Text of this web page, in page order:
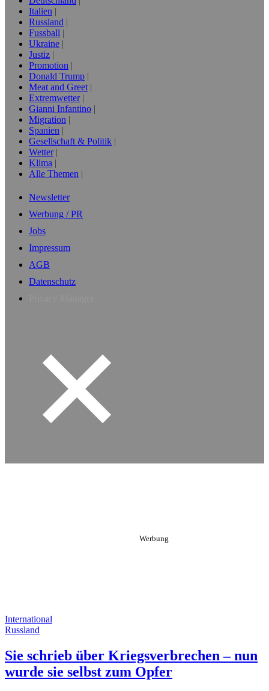
Italien
Russland
Fussball
Ukraine
Justiz
Promotion
Donald Trump
Meat and Greet
Extremwetter
Gianni Infantino
Migration
Spanien
Gesellschaft & Politik
Wetter
Klima
Alle Themen
Newsletter
Werbung / PR
Jobs
Impressum
AGB
Datenschutz
International
Russland
Sie schrieb über Kriegsverbrechen – nun
wurde sie selbst zum Opfer